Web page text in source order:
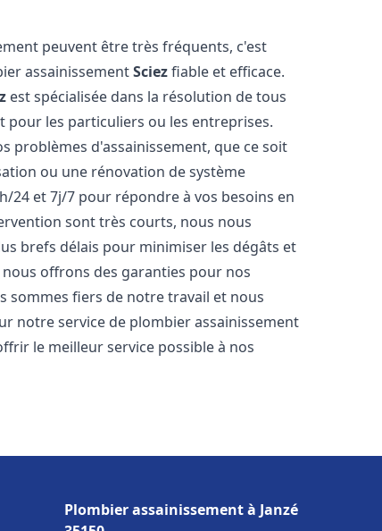
peuvent être très fréquents, c'est
assainissementSciezfiable et efficace.
est spécialisée dans la résolution de tous
pour les particuliers ou les entreprises.
problèmes d'assainissement, que ce soit
ou une rénovation de système
24 et 7j/7 pour répondre à vos besoins en
sont très courts, nous nous
brefs délais pour minimiser les dégâts et
offrons des garanties pour nos
sommes fiers de notre travail et nous
notre service de plombier assainissement
le meilleur service possible à nos
Plombier assainissement à Janzé